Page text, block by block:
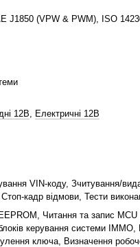
J1850 (VPW & PWM), ISO
12В, Електричні 12В
VIN-коду, Зчитування/
Стоп-кадр відмови, Тести
Читання та запис
керування системи
ключа, Визначення